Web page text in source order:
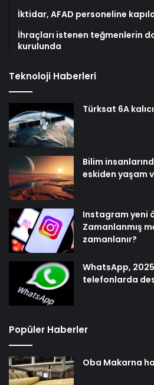
İktidar, AFAD personeline
İhraçları istenen teğmenlerin
kurulunda
Teknoloji Haberleri
Türksat 6A
Bilim
eskiden yaşam
Instagram yeni
Zamanlanmış
zamanlanır?
WhatsApp,
telefonlarda
Popüler Haberler
Oba Makarna